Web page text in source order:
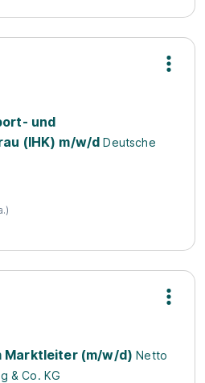
und
(IHK) m/w/d Deutsche
Marktleiter (m/w/d) Netto
& Co. KG